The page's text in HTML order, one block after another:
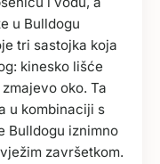
u Bulldogu
tri sastojka koja
kinesko lišće
oko. Ta
u kombinaciji s
Bulldogu iznimno
završetkom.